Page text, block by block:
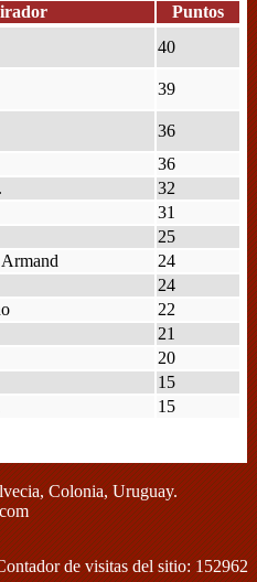
Puntos
40
39
36
36
32
31
25
24
24
22
21
20
15
15
Colonia, Uruguay.
de visitas del sitio: 152962